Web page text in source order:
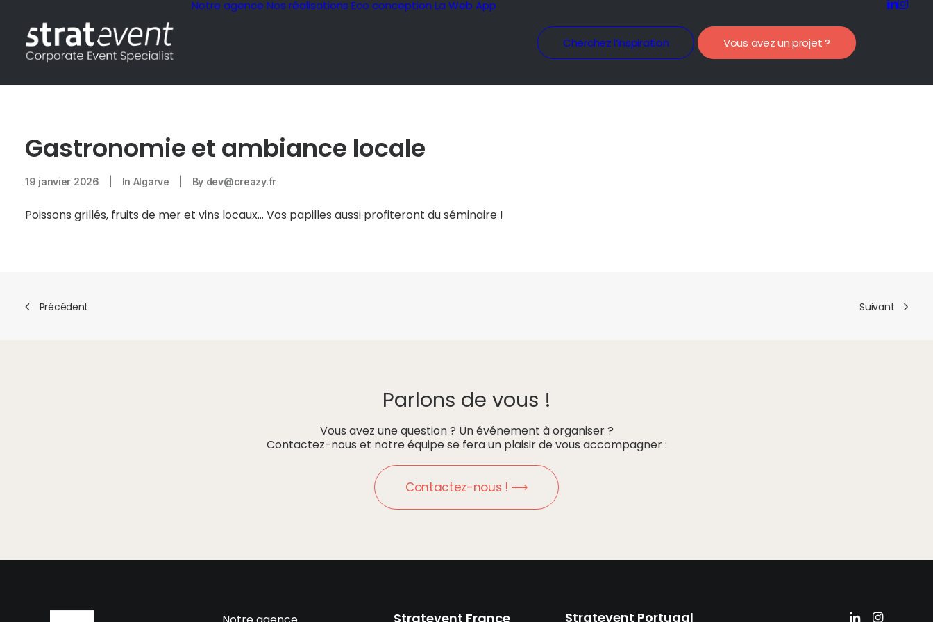
Notre agence Nos réalisations Eco conception La Web App
Cherchez l’inspiration Vous avez un projet ?
Gastronomie et ambiance locale
19 janvier 2026 In Algarve By dev@creazy.fr
Poissons grillés, fruits de mer et vins locaux… Vos papilles aussi profiteront du séminaire !
Précédent Suivant
Parlons de vous !
Vous avez une question ? Un événement à organiser ?
Contactez-nous et notre équipe se fera un plaisir de vous accompagner :
Contactez-nous ! ⟶
Stratevent France Stratevent Portugal